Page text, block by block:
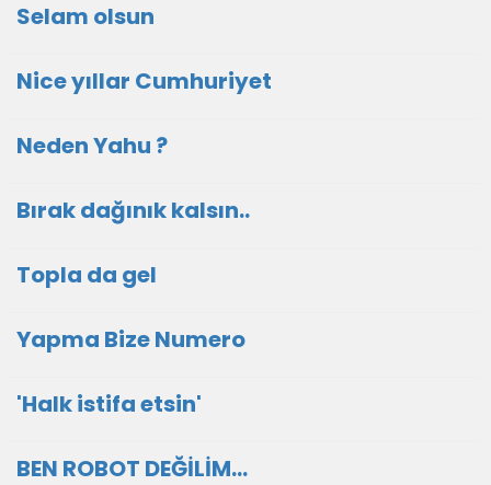
Selam olsun
Nice yıllar Cumhuriyet
Neden Yahu ?
Bırak dağınık kalsın..
Topla da gel
Yapma Bize Numero
'Halk istifa etsin'
BEN ROBOT DEĞİLİM...